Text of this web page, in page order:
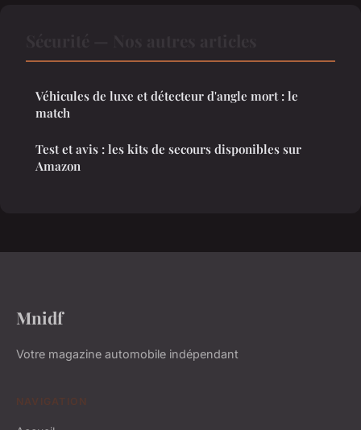
Véhicules de luxe et détecteur d'angle mort : le
match
Test et avis : les kits de secours disponibles sur
Amazon
Mnidf
Votre magazine automobile indépendant
NAVIGATION